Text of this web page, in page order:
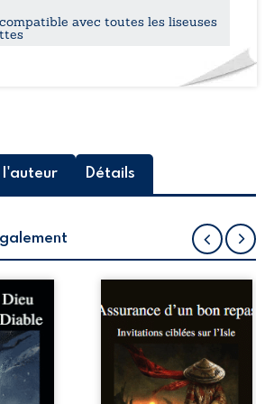
avec toutes les liseuses
l'auteur Détails
sur le
ennuyé par une
affaire, on crée
une affaire à
l’intérieur de
l’affaire, puis une
troisième dans la